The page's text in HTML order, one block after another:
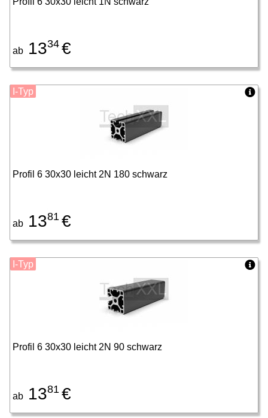
ab 1334 €
Profil 6 30x30 leicht 2N 180 schwarz
ab 1381 €
I-Typ
Profil 6 30x30 leicht 2N 90 schwarz
ab 1381 €
I-Typ